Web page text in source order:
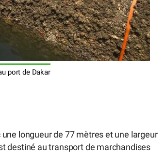
port de Dakar
longueur de 77 mètres et une largeur
destiné au transport de marchandises